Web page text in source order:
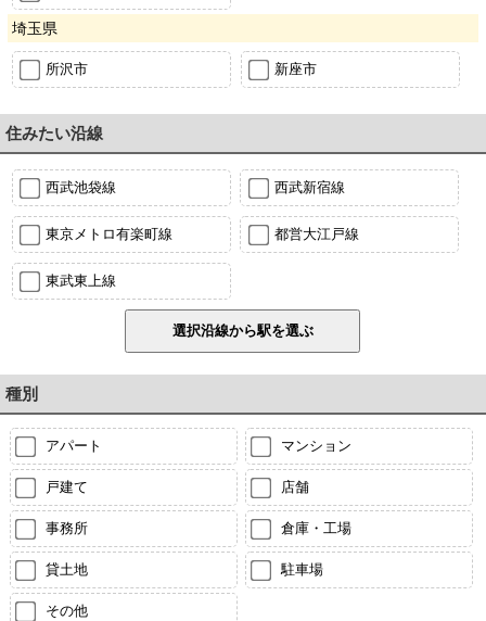
埼玉県
所沢市 新座市
住みたい沿線
西武池袋線 西武新宿線
東京メトロ有楽町線 都営大江戸線
東武東上線
種別
アパート マンション
戸建て 店舗
事務所 倉庫・工場
貸土地 駐車場
その他